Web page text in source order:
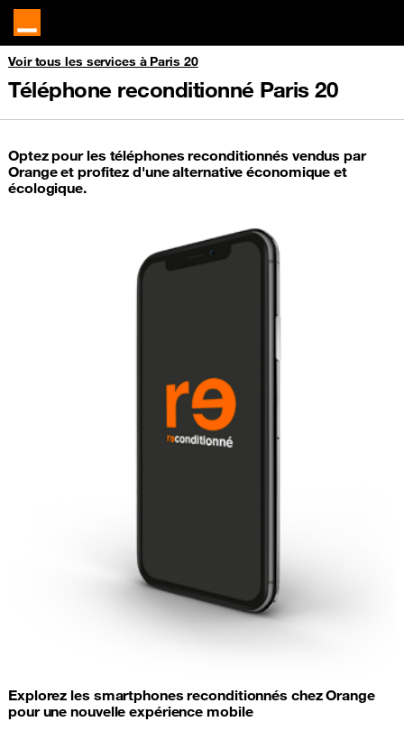
Voir tous les services à Paris 20
Téléphone reconditionné Paris 20
Optez pour les téléphones reconditionnés vendus par
Orange et profitez d'une alternative économique et
écologique.
Explorez les smartphones reconditionnés chez Orange
pour une nouvelle expérience mobile